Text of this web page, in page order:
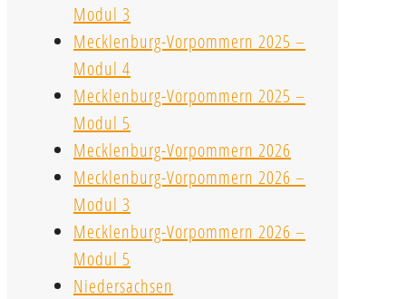
Modul 3
Mecklenburg-Vorpommern 2025 –
Modul 4
Mecklenburg-Vorpommern 2025 –
Modul 5
Mecklenburg-Vorpommern 2026
Mecklenburg-Vorpommern 2026 –
Modul 3
Mecklenburg-Vorpommern 2026 –
Modul 5
Niedersachsen